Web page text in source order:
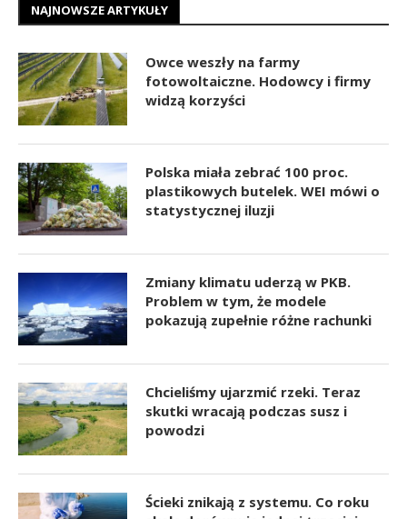
NAJNOWSZE ARTYKUŁY
Owce weszły na farmy
fotowoltaiczne. Hodowcy i firmy
widzą korzyści
Polska miała zebrać 100 proc.
plastikowych butelek. WEI mówi o
statystycznej iluzji
Zmiany klimatu uderzą w PKB.
Problem w tym, że modele
pokazują zupełnie różne rachunki
Chcieliśmy ujarzmić rzeki. Teraz
skutki wracają podczas susz i
powodzi
Ścieki znikają z systemu. Co roku